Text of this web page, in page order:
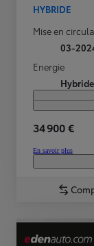
HYBRIDE
Mise en
03-
Energie
Hybride
34 900 €
En savoir plus